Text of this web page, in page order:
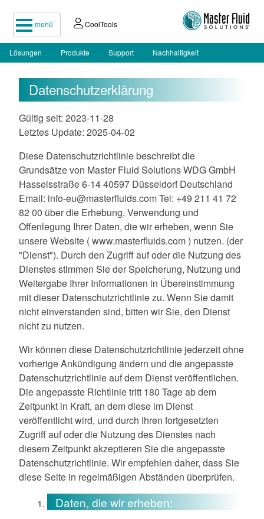
menü CoolTools
Lösungen Produkte Support Nachhaltigkeit
Datenschutzerklärung
Gültig seit: 2023-11-28
Letztes Update: 2025-04-02
Diese Datenschutzrichtlinie beschreibt die
Grundsätze von Master Fluid Solutions WDG GmbH
Hasselsstraße 6-14 40597 Düsseldorf Deutschland
Email: info-eu@masterfluids.comTel: +49 211 41 72
82 00 über die Erhebung, Verwendung und
Offenlegung Ihrer Daten, die wir erheben, wenn Sie
unsere Website ( www.masterfluids.com ) nutzen. (der
"Dienst"). Durch den Zugriff auf oder die Nutzung des
Dienstes stimmen Sie der Speicherung, Nutzung und
Weitergabe Ihrer Informationen in Übereinstimmung
mit dieser Datenschutzrichtlinie zu. Wenn Sie damit
nicht einverstanden sind, bitten wir Sie, den Dienst
nicht zu nutzen.
Wir können diese Datenschutzrichtlinie jederzeit ohne
vorherige Ankündigung ändern und die angepasste
Datenschutzrichtlinie auf dem Dienst veröffentlichen.
Die angepasste Richtlinie tritt 180 Tage ab dem
Zeitpunkt in Kraft, an dem diese im Dienst
veröffentlicht wird, und durch Ihren fortgesetzten
Zugriff auf oder die Nutzung des Dienstes nach
diesem Zeitpunkt akzeptieren Sie die angepasste
Datenschutzrichtlinie. Wir empfehlen daher, dass Sie
diese Seite in regelmäßigen Abständen überprüfen.
Daten, die wir erheben: